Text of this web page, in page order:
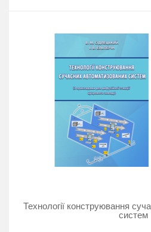
Технології конструювання
систем